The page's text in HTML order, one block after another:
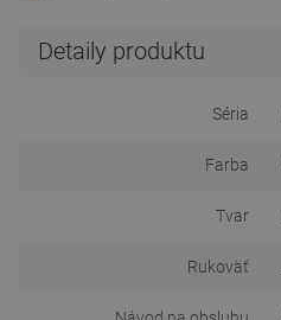
Detaily produktu
Séria
Farba
Tvar
Rukoväť